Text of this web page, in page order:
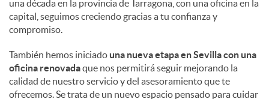
una década en la provincia de Tarragona, con una oficina en la
capital, seguimos creciendo gracias a tu confianza y
compromiso.
También hemos iniciado una nueva etapa en Sevilla con una
oficina renovadaque nos permitirá seguir mejorando la
calidad de nuestro servicio y del asesoramiento que te
ofrecemos. Se trata de un nuevo espacio pensado para cuidar